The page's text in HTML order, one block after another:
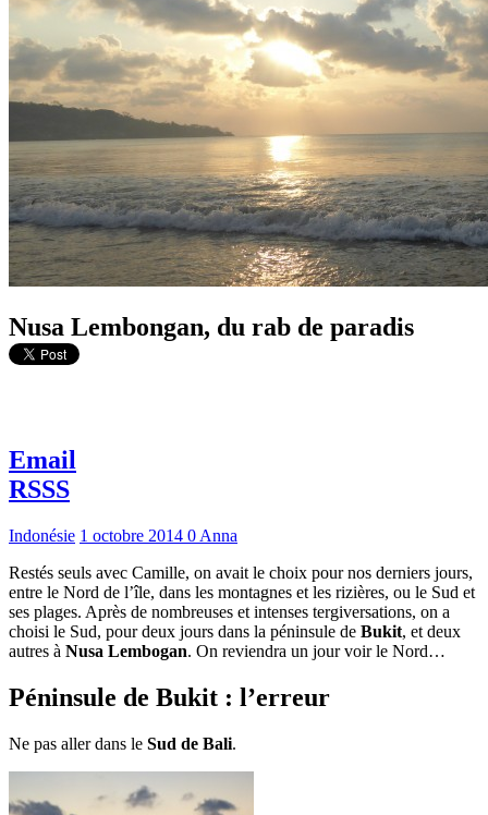
Nusa Lembongan, du rab de paradis
Email
RSSS
Indonésie 1 octobre 2014 0 Anna
Restés seuls avec Camille, on avait le choix pour nos derniers jours,
entre le Nord de l’île, dans les montagnes et les rizières, ou le Sud et
ses plages. Après de nombreuses et intenses tergiversations, on a
choisi le Sud, pour deux jours dans la péninsule de Bukit, et deux
autres à Nusa Lembogan. On reviendra un jour voir le Nord…
Péninsule de Bukit : l’erreur
Ne pas aller dans le Sud de Bali.